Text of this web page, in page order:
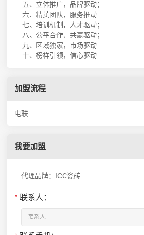
五、立体推广，品牌驱动；
六、精英团队，服务推动
七、培训机制，人才驱动；
八、公平合作、共赢驱动；
九、区域独家，市场驱动
十、榜样引领，信心驱动
加盟流程
电联
我要加盟
代理品牌：ICC瓷砖
* 联系人：